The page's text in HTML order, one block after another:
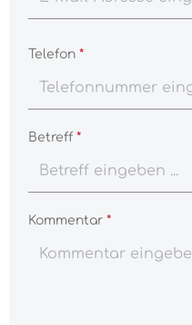
Telefon *
Betreff *
Kommentar *